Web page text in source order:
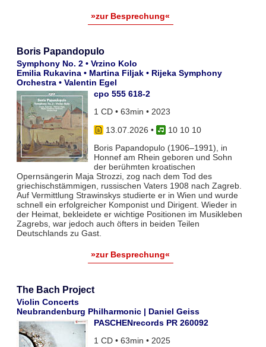
»zur Besprechung«
Boris Papandopulo
Symphony No. 2 • Vrzino Kolo
Emilia Rukavina • Martina Filjak • Rijeka Symphony
Orchestra • Valentin Egel
cpo 555 618-2
1 CD • 63min • 2023
13.07.2026 •
10 10 10
Boris Papandopulo (1906–1991), in
Honnef am Rhein geboren und Sohn
der berühmten kroatischen
Opernsängerin Maja Strozzi, zog nach dem Tod des
griechischstämmigen, russischen Vaters 1908 nach Zagreb.
Auf Vermittlung Strawinskys studierte er in Wien und wurde
schnell ein erfolgreicher Komponist und Dirigent. Wieder in
der Heimat, bekleidete er wichtige Positionen im Musikleben
Zagrebs, war jedoch auch öfters in beiden Teilen
Deutschlands zu Gast.
»zur Besprechung«
The Bach Project
Violin Concerts
Neubrandenburg Philharmonic | Daniel Geiss
PASCHENrecords PR 260092
1 CD • 63min • 2025